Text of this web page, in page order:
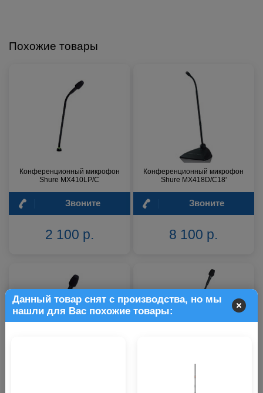
Данный товар снят с производства, но мы
нашли для Вас похожие товары:
Похожие товары
Конференционный микрофон
Shure MX410LP/C
Звоните
2 100 р.
Конференционный микрофон
Shure MX418D/C18'
Звоните
8 100 р.
Shure MX415LP/C